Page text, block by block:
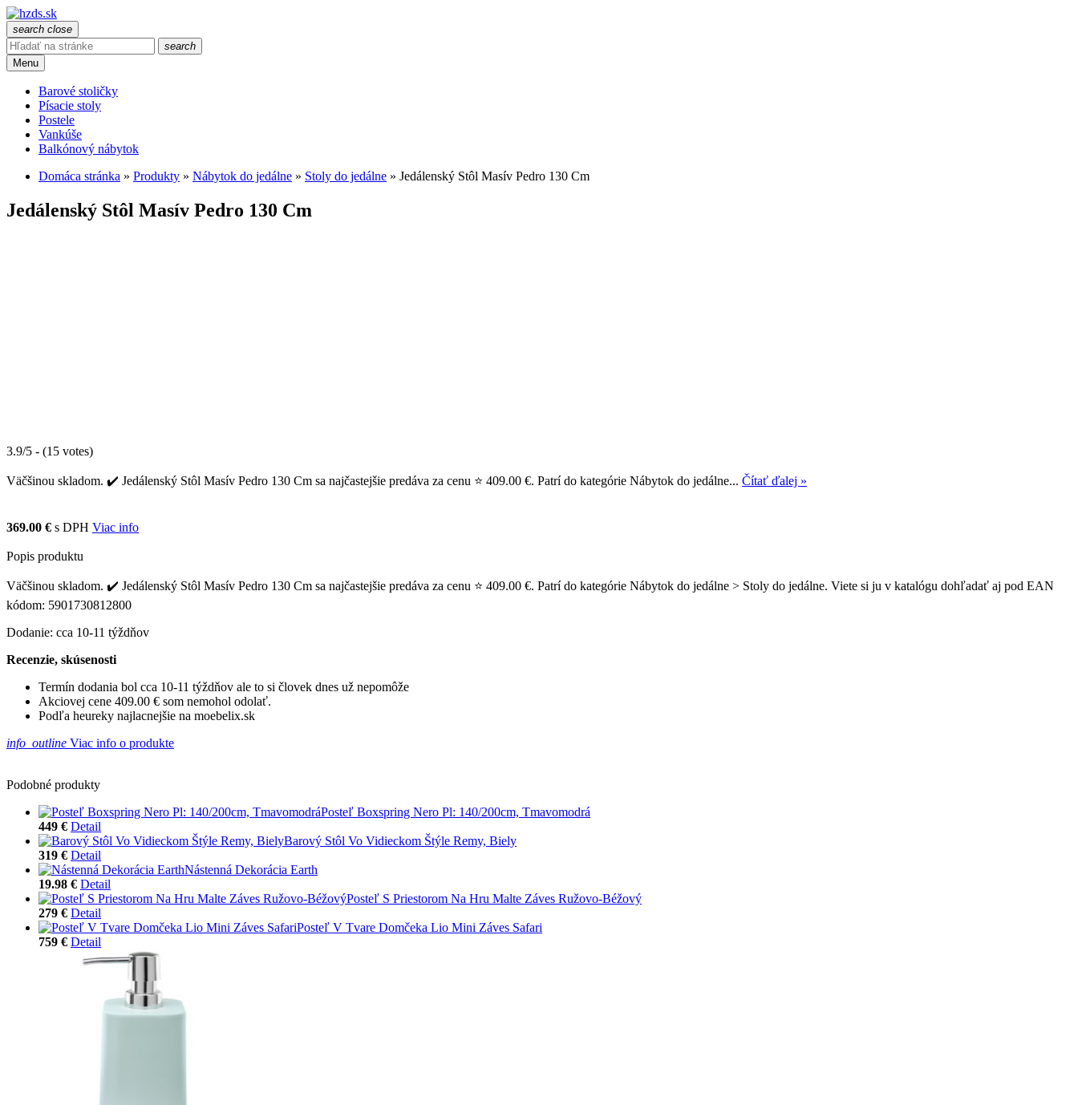
search close
search
Menu
Barové stoličky
Písacie stoly
Postele
Vankúše
Balkónový nábytok
Domáca stránka » Produkty » Nábytok do jedálne » Stoly do jedálne » Jedálenský Stôl Masív Pedro 130 Cm
Jedálenský Stôl Masív Pedro 130 Cm
3.9/5 - (15 votes)
Väčšinou skladom. ✔️ Jedálenský Stôl Masív Pedro 130 Cm sa najčastejšie predáva za cenu ⭐ 409.00 €. Patrí do kategórie Nábytok do jedálne... Čítať ďalej »
369.00 € s DPH Viac info
Popis produktu
Väčšinou skladom. ✔️ Jedálenský Stôl Masív Pedro 130 Cm sa najčastejšie predáva za cenu ⭐ 409.00 €. Patrí do kategórie Nábytok do jedálne > Stoly do jedálne. Viete si ju v katalógu dohľadať aj pod EAN
kódom: 5901730812800
Dodanie: cca 10-11 týždňov
Recenzie, skúsenosti
Termín dodania bol cca 10-11 týždňov ale to si človek dnes už nepomôže
Akciovej cene 409.00 € som nemohol odolať.
Podľa heureky najlacnejšie na moebelix.sk
info_outline Viac info o produkte
Podobné produkty
Posteľ Boxspring Nero Pl: 140/200cm, Tmavomodrá
449 € Detail
Barový Stôl Vo Vidieckom Štýle Remy, Biely
319 € Detail
Nástenná Dekorácia Earth
19.98 € Detail
Posteľ S Priestorom Na Hru Malte Záves Ružovo-Béžový
279 € Detail
Posteľ V Tvare Domčeka Lio Mini Záves Safari
759 € Detail